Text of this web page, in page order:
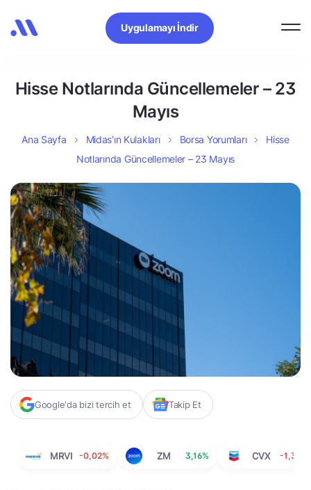
Uygulamayı İndir
Hisse Notlarında Güncellemeler – 23
Mayıs
Ana Sayfa Midas’ın Kulakları Borsa Yorumları
Hisse
Notlarında Güncellemeler – 23 Mayıs
Google'da bizi tercih et Takip Et
MRVI -0,02% ZM 3,16% CVX -1,38%